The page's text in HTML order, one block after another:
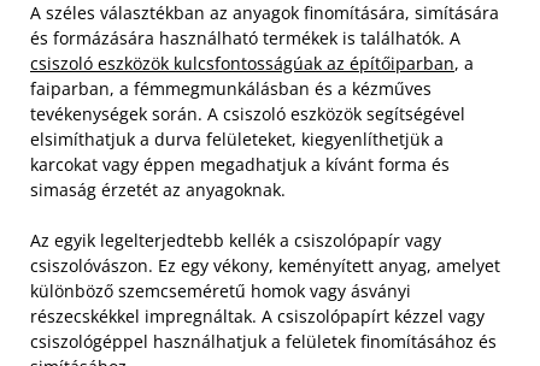
A széles választékban az anyagok finomítására, simítására
és formázására használható termékek is találhatók. A
csiszoló eszközök kulcsfontosságúak az építőiparban, a
faiparban, a fémmegmunkálásban és a kézműves
tevékenységek során. A csiszoló eszközök segítségével
elsimíthatjuk a durva felületeket, kiegyenlíthetjük a
karcokat vagy éppen megadhatjuk a kívánt forma és
simaság érzetét az anyagoknak.
Az egyik legelterjedtebb kellék a csiszolópapír vagy
csiszolóvászon. Ez egy vékony, keményített anyag, amelyet
különböző szemcseméretű homok vagy ásványi
részecskékkel impregnáltak. A csiszolópapírt kézzel vagy
csiszológéppel használhatjuk a felületek finomításához és